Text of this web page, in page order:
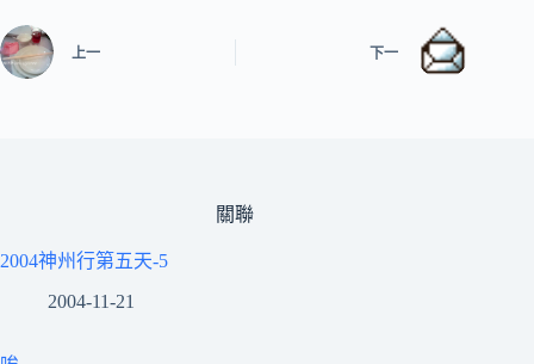
上一 下一
關聯
2004神州行第五天-5
2004-11-21